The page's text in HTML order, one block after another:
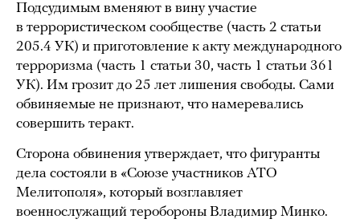
Подсудимым вменяют в вину участие
в террористическом сообществе (часть 2 статьи
205.4 УК) и приготовление к акту международного
терроризма (часть 1 статьи 30, часть 1 статьи 361
УК). Им грозит до 25 лет лишения свободы. Сами
обвиняемые не признают, что намеревались
совершить теракт.
Сторона обвинения утверждает, что фигуранты
дела состояли в «Союзе участников АТО
Мелитополя», который возглавляет
военнослужащий теробороны Владимир Минко.